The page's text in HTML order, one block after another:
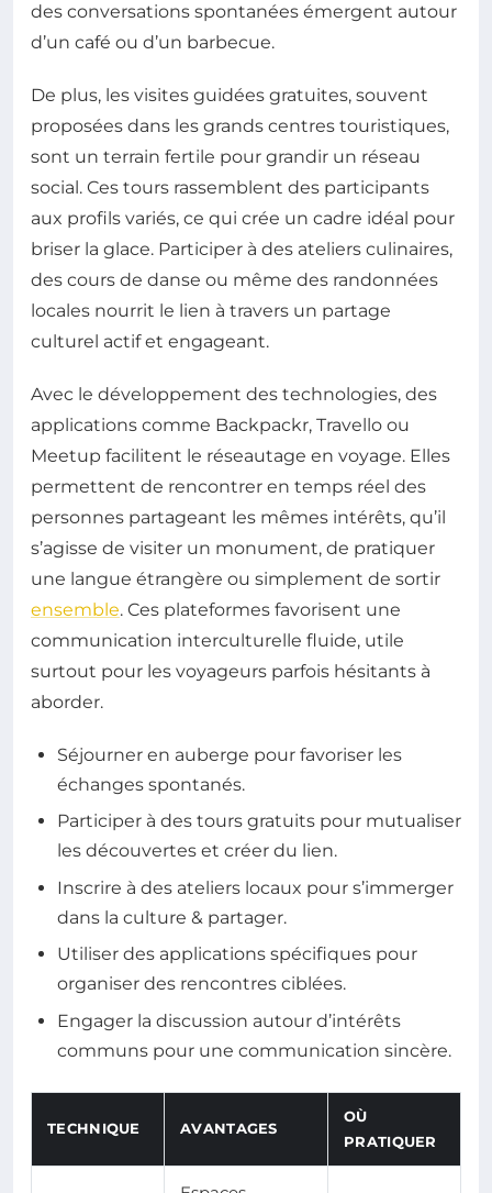
des conversations spontanées émergent autour
d’un café ou d’un barbecue.
De plus, les visites guidées gratuites, souvent
proposées dans les grands centres touristiques,
sont un terrain fertile pour grandir un réseau
social. Ces tours rassemblent des participants
aux profils variés, ce qui crée un cadre idéal pour
briser la glace. Participer à des ateliers culinaires,
des cours de danse ou même des randonnées
locales nourrit le lien à travers un partage
culturel actif et engageant.
Avec le développement des technologies, des
applications comme Backpackr, Travello ou
Meetup facilitent le réseautage en voyage. Elles
permettent de rencontrer en temps réel des
personnes partageant les mêmes intérêts, qu’il
s’agisse de visiter un monument, de pratiquer
une langue étrangère ou simplement de sortir
ensemble. Ces plateformes favorisent une
communication interculturelle fluide, utile
surtout pour les voyageurs parfois hésitants à
aborder.
Séjourner en auberge pour favoriser les
échanges spontanés.
Participer à des tours gratuits pour mutualiser
les découvertes et créer du lien.
Inscrire à des ateliers locaux pour s’immerger
dans la culture & partager.
Utiliser des applications spécifiques pour
organiser des rencontres ciblées.
Engager la discussion autour d’intérêts
communs pour une communication sincère.
TECHNIQUE AVANTAGES
OÙ
PRATIQUER